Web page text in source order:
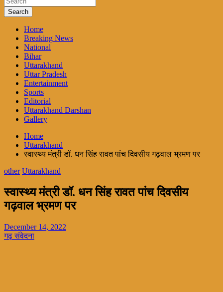
Search
Home
Breaking News
National
Bihar
Uttarakhand
Uttar Pradesh
Entertainment
Sports
Editorial
Uttarakhand Darshan
Gallery
Home
Uttarakhand
स्वास्थ्य मंत्री डॉ. धन सिंह रावत पांच दिवसीय गढ़वाल भ्रमण पर
other Uttarakhand
स्वास्थ्य मंत्री डॉ. धन सिंह रावत पांच दिवसीय
गढ़वाल भ्रमण पर
December 14, 2022
गढ़ संवेदना